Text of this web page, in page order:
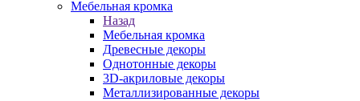
Мебельная кромка
Назад
Мебельная кромка
Древесные декоры
Однотонные декоры
3D-акриловые декоры
Металлизированные декоры